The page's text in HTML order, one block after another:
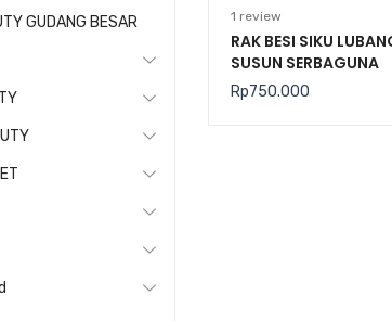
Peringkat
5.00dari 5
berdasarka
n
1
penilaian
1 review
RAK BESI SIKU
SUSUN SERBAGUNA
TIPE RK-01 RAJARAK
Rp750.000
GUDANG BESAR